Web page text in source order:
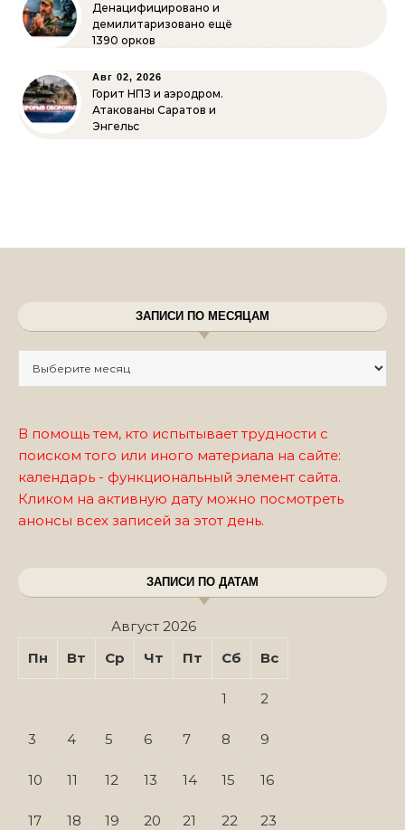
Денацифицировано и
демилитаризовано ещё
1390 орков
Авг 02, 2026
Горит НПЗ и аэродром.
Атакованы Саратов и
Энгельс
ЗАПИСИ ПО МЕСЯЦАМ
В помощь тем, кто испытывает трудности с
поиском того или иного материала на сайте:
календарь - функциональный элемент сайта.
Кликом на активную дату можно посмотреть
анонсы всех записей за этот день.
ЗАПИСИ ПО ДАТАМ
Август 2026
Пн
Вт Ср Чт Пт Сб Вс
1 2
3 4 5 6 7 8 9
10 11 12 13 14 15 16
17 18 19 20 21 22 23